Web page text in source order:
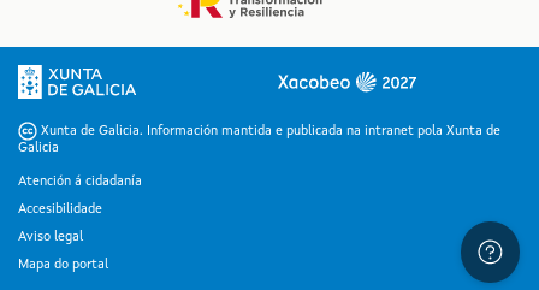
Xunta de Galicia. Información mantida e publicada na intranet pola Xunta de
Galicia
Atención á cidadanía
Accesibilidade
Aviso legal
Mapa do portal